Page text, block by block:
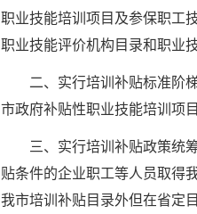
职业技能培训项目及参保职工
职业技能评价机构目录和职业
二、实行培训补贴标准阶
市政府补贴性职业技能培训项
三、实行培训补贴政策统
贴条件的企业职工等人员取得
我市培训补贴目录外但在省定